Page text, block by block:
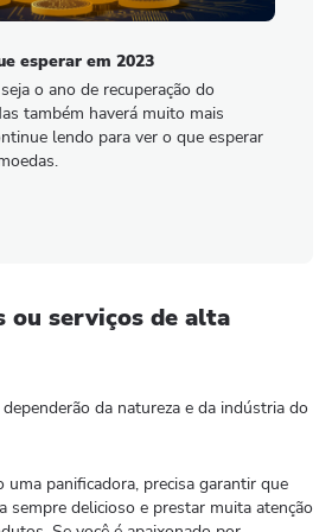
esperar em 2023
o ano de recuperação do
também haverá muito mais
lendo para ver o que esperar
ou serviços de alta
da natureza e da indústria do
uma panificadora, precisa garantir que
sempre delicioso e prestar muita atenção